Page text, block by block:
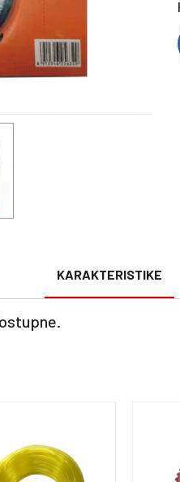
KARAKTERISTIKE